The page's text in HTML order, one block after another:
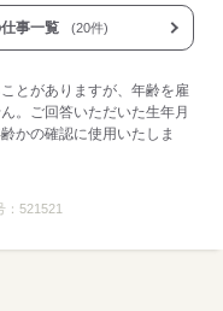
事一覧 (20件)
とがありますが、年齢を雇
。ご回答いただいた生年月
かの確認に使用いたしま
521521